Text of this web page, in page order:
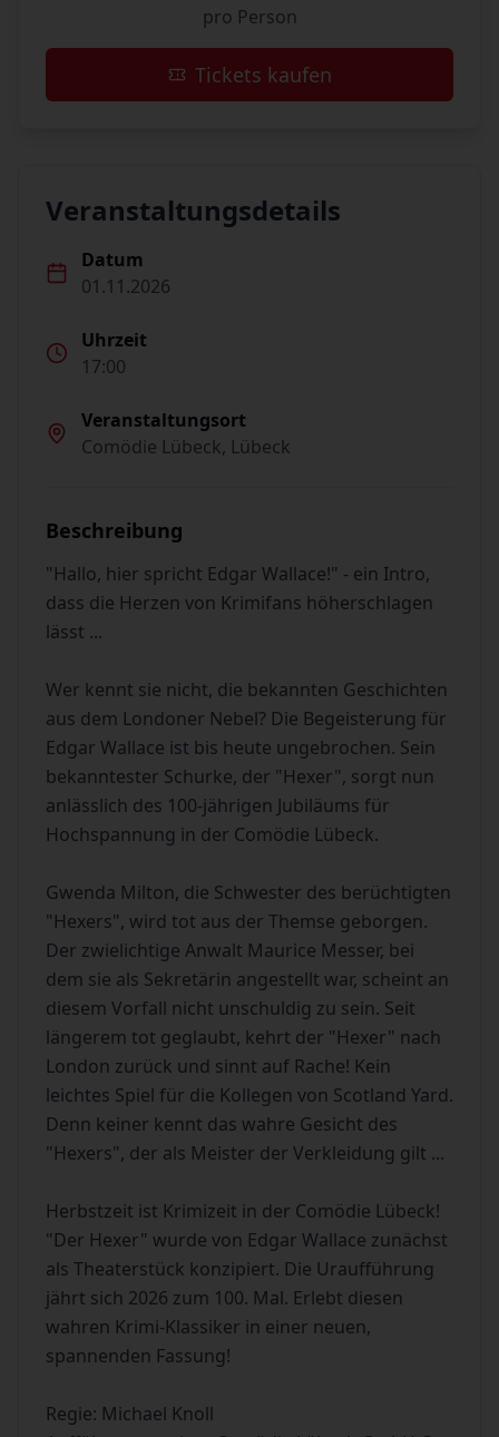
pro Person
Tickets kaufen
Veranstaltungsdetails
Datum
01.11.2026
Uhrzeit
17:00
Veranstaltungsort
Comödie Lübeck, Lübeck
Beschreibung
"Hallo, hier spricht Edgar Wallace!" - ein Intro,
dass die Herzen von Krimifans höherschlagen
lässt ...
Wer kennt sie nicht, die bekannten Geschichten
aus dem Londoner Nebel? Die Begeisterung für
Edgar Wallace ist bis heute ungebrochen. Sein
bekanntester Schurke, der "Hexer", sorgt nun
anlässlich des 100-jährigen Jubiläums für
Hochspannung in der Comödie Lübeck.
Gwenda Milton, die Schwester des berüchtigten
"Hexers", wird tot aus der Themse geborgen.
Der zwielichtige Anwalt Maurice Messer, bei
dem sie als Sekretärin angestellt war, scheint an
diesem Vorfall nicht unschuldig zu sein. Seit
längerem tot geglaubt, kehrt der "Hexer" nach
London zurück und sinnt auf Rache! Kein
leichtes Spiel für die Kollegen von Scotland Yard.
Denn keiner kennt das wahre Gesicht des
"Hexers", der als Meister der Verkleidung gilt ...
Herbstzeit ist Krimizeit in der Comödie Lübeck!
"Der Hexer" wurde von Edgar Wallace zunächst
als Theaterstück konzipiert. Die Uraufführung
jährt sich 2026 zum 100. Mal. Erlebt diesen
wahren Krimi-Klassiker in einer neuen,
spannenden Fassung!
Regie: Michael Knoll